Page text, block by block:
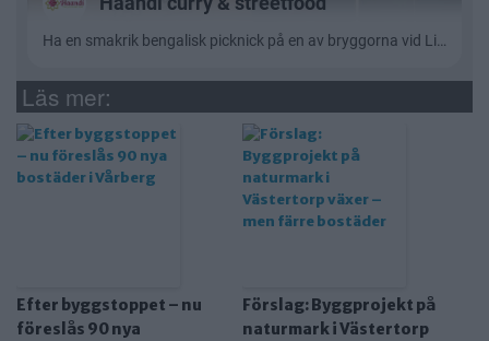
Läs mer:
Efter byggstoppet – nu
föreslås 90 nya
Förslag: Byggprojekt på
naturmark i Västertorp